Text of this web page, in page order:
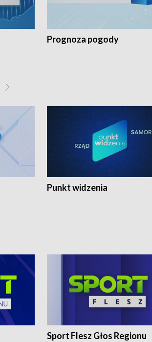
Prognoza pogody
Punkt widzenia
Sport Flesz Głos Regionu